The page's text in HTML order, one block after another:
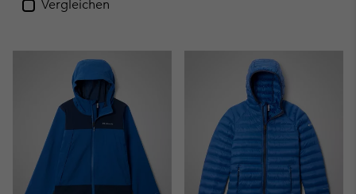
Vergleichen